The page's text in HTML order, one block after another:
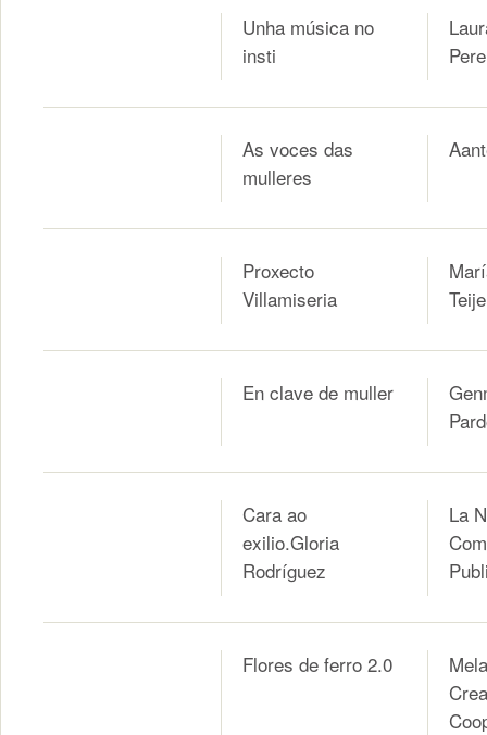
Unha música no
insti
As voces das
mulleres
Proxecto
Villamiseria
En clave de muller
Cara ao
exilio.Gloria
Rodríguez
La
Flores de ferro 2.0